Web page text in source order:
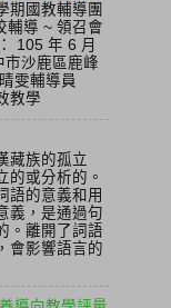
期國教輔導團
輔導 ~ 領召會
105 年 6 月
市沙鹿區鹿峰
雯輔導員
教學
藏族的孤立
的或分析的。
語的意義和用
義，是通過句
。離開了詞語
會影響語言的